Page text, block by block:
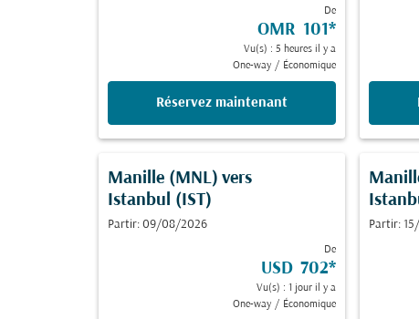
De
OMR 101*
Vu(s) : 5 heures il y a
One-way / Économique
Réservez maintenant
Manille (MNL) vers
Istanbul (IST)
Partir: 09/08/2026
De
USD 702*
Vu(s) : 1 jour il y a
One-way / Économique
Partir: